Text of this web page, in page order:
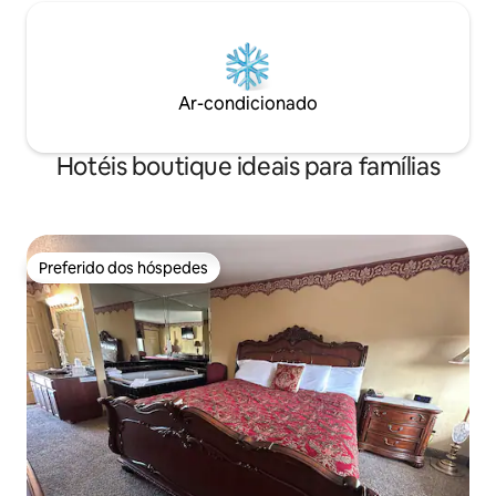
Ar-condicionado
Hotéis boutique ideais para famílias
Preferido dos hóspedes
Preferido dos hóspedes